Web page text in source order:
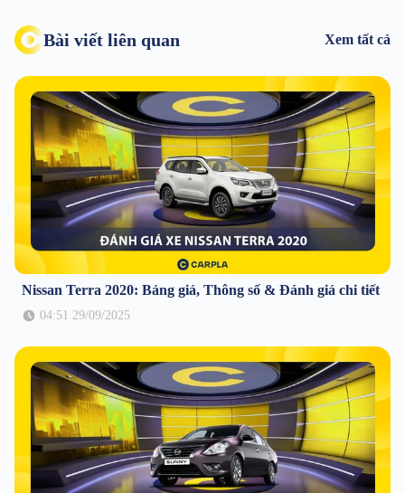
Bài viết liên quan Xem tất cả
Nissan Terra 2020: Bảng giá, Thông số & Đánh giá chi tiết
04:51 29/09/2025